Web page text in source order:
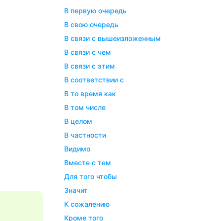
В первую очередь
В свою очередь
В связи с вышеизложенным
В связи с чем
В связи с этим
В соответствии с
В то время как
В том числе
В целом
В частности
Видимо
Вместе с тем
Для того чтобы
Значит
К сожалению
Кроме того